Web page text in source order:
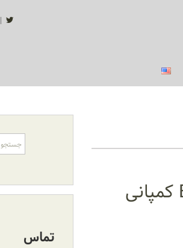
فیسبوک
مدرسه بهاره آنلاین BCI & NEUROTECHNOLOGY کمپانی
جستجو
برای:
تماس